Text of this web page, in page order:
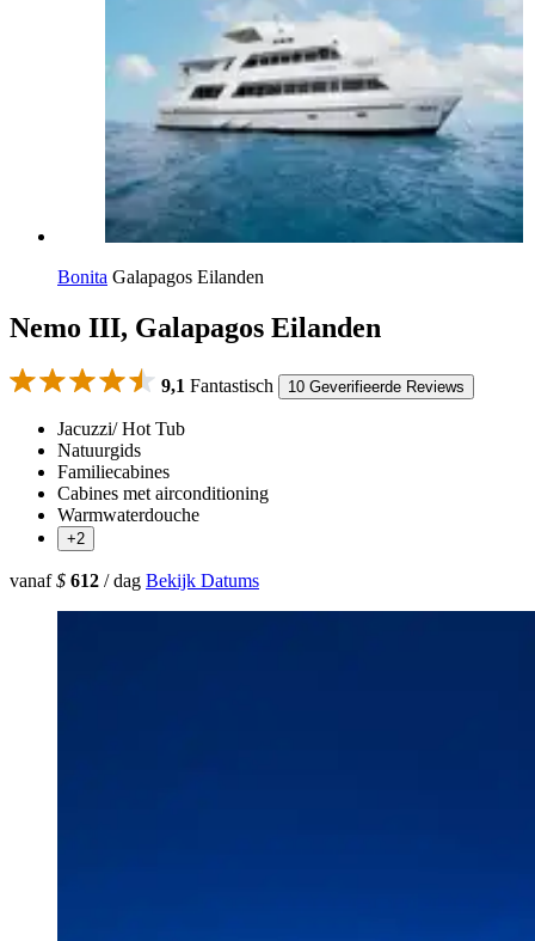
Bonita Galapagos Eilanden
Nemo III, Galapagos Eilanden
9,1 Fantastisch 10 Geverifieerde Reviews
Jacuzzi/ Hot Tub
Natuurgids
Familiecabines
Cabines met airconditioning
Warmwaterdouche
+2
vanaf$ 612 / dag Bekijk Datums